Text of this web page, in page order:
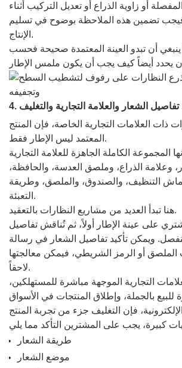
أو زاوية الذراع أو تعديل التركيب أثناء
فيجب تضمين هذه الملاحظة بوضوح في تسليم
الإنتاج.
تفاصيل الشعار والعلامة التجارية والتغليف
ذات العلامات التجارية الخاصة، فإن المنتج
المعتمد ليس الإطار فقط.
وعلامة الذراع، وملصق العدسة، والحافظة،
التنظيف، والصندوق، والملصق، وطريقة
التعبئة.
هنا تبدأ العديد من مشاريع النظارات بالتعقيد.
على عينة الإطار أولاً، ثم تُناقش تفاصيل
ويمكن تأكيد تفاصيل الشعار في رسالة
الملصق أو الرمز الشريطي، فيمكن معالجتها
لاحقاً.
التجارية الموجهة مباشرة للمستهلكين،
للبيع بالجملة، وإطلاق المنتجات في الأسواق
طريقة الشعار
موضع الشعار